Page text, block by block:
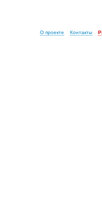
О проекте Контакты